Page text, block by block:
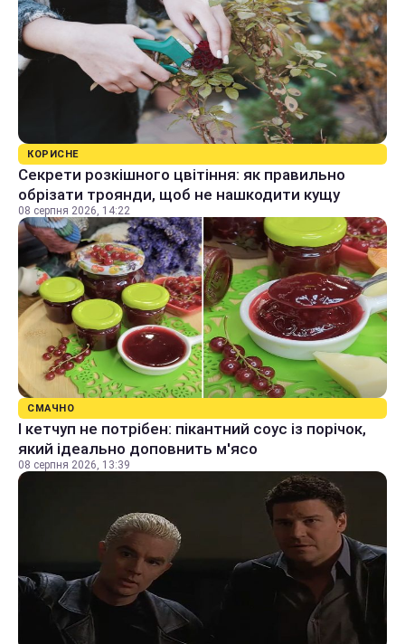
КОРИСНЕ
Секрети розкішного цвітіння: як правильно
обрізати троянди, щоб не нашкодити кущу
08 серпня 2026, 14:22
СМАЧНО
І кетчуп не потрібен: пікантний соус із порічок,
який ідеально доповнить м'ясо
08 серпня 2026, 13:39